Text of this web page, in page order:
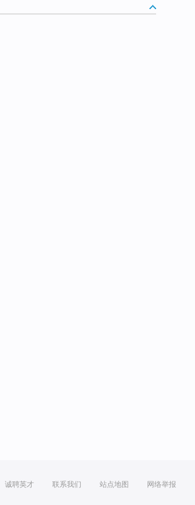
诚聘英才 联系我们 站点地图 网络举报